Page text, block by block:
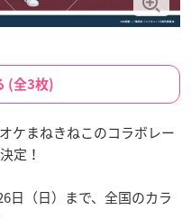
(全3枚)
ケまねきねこのコラボレー
定！
日（日）まで、全国のカラ